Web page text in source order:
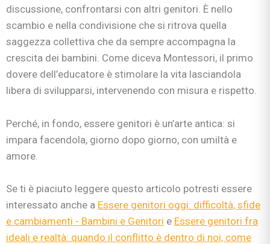
discussione, confrontarsi con altri genitori. È nello
scambio e nella condivisione che si ritrova quella
saggezza collettiva che da sempre accompagna la
crescita dei bambini. Come diceva Montessori, il primo
dovere dell’educatore è stimolare la vita lasciandola
libera di svilupparsi, intervenendo con misura e rispetto.
Perché, in fondo, essere genitori è un’arte antica: si
impara facendola, giorno dopo giorno, con umiltà e
amore.
Se ti è piaciuto leggere questo articolo potresti essere
interessato anche a Essere genitori oggi: difficoltà, sfide
e cambiamenti - Bambini e Genitori e Essere genitori fra
ideali e realtà: quando il conflitto è dentro di noi, come